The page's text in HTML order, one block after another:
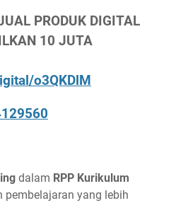
PRODUK DIGITAL
10 JUTA
o3QKDlM
dalam RPP Kurikulum
pembelajaran yang lebih